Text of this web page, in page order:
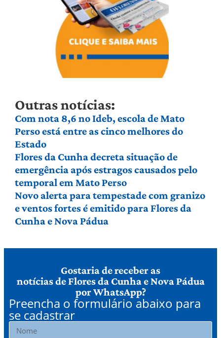
Outras notícias:
Com nota 8,6 no Ideb, escola de Mato
Perso está entre as cinco melhores do
Estado
Flores da Cunha decreta situação de
emergência após estragos causados pelo
temporal em Mato Perso
Novo alerta para tempestade com granizo
e ventos fortes é emitido para Flores da
Cunha e Nova Pádua
Gostaria de receber as
notícias de Flores da Cunha e Nova Pádua
por WhatsApp?
Preencha o formulário abaixo para
se cadastrar